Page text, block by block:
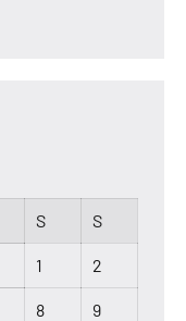
S S
1 2
8 9